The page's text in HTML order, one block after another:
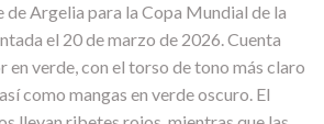
de Argelia para la Copa Mundial de la
el 20 de marzo de 2026. Cuenta
en verde, con el torso de tono más claro
como mangas en verde oscuro. El